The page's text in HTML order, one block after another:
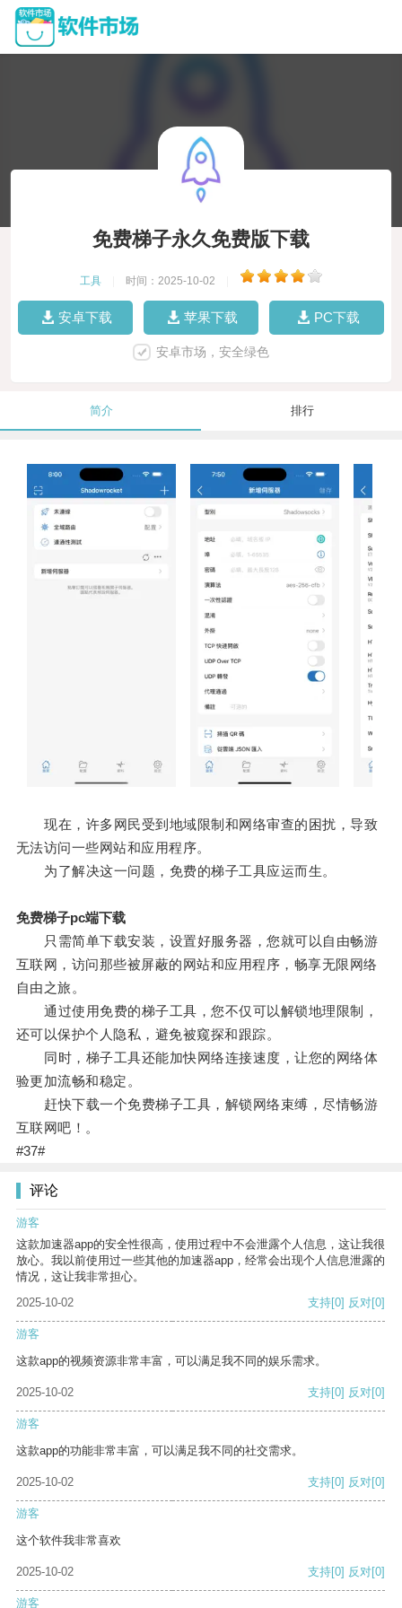
免费梯子永久免费版下载
工具 时间：2025-10-02
安卓下载 苹果下载 PC下载
安卓市场，安全绿色
简介 排行
现在，许多网民受到地域限制和网络审查的困扰，导致
无法访问一些网站和应用程序。
为了解决这一问题，免费的梯子工具应运而生。
免费梯子pc端下载
只需简单下载安装，设置好服务器，您就可以自由畅游
互联网，访问那些被屏蔽的网站和应用程序，畅享无限网络
自由之旅。
通过使用免费的梯子工具，您不仅可以解锁地理限制，
还可以保护个人隐私，避免被窥探和跟踪。
同时，梯子工具还能加快网络连接速度，让您的网络体
验更加流畅和稳定。
赶快下载一个免费梯子工具，解锁网络束缚，尽情畅游
互联网吧！。
#37#
评论
游客
这款加速器app的安全性很高，使用过程中不会泄露个人信息，这让我很
放心。我以前使用过一些其他的加速器app，经常会出现个人信息泄露的
情况，这让我非常担心。
2025-10-02
支持[0] 反对[0]
游客
这款app的视频资源非常丰富，可以满足我不同的娱乐需求。
2025-10-02 支持[0] 反对[0]
游客
这款app的功能非常丰富，可以满足我不同的社交需求。
2025-10-02 支持[0] 反对[0]
游客
这个软件我非常喜欢
2025-10-02 支持[0] 反对[0]
游客